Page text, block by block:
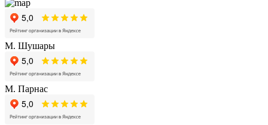
М. Шушары
М. Парнас